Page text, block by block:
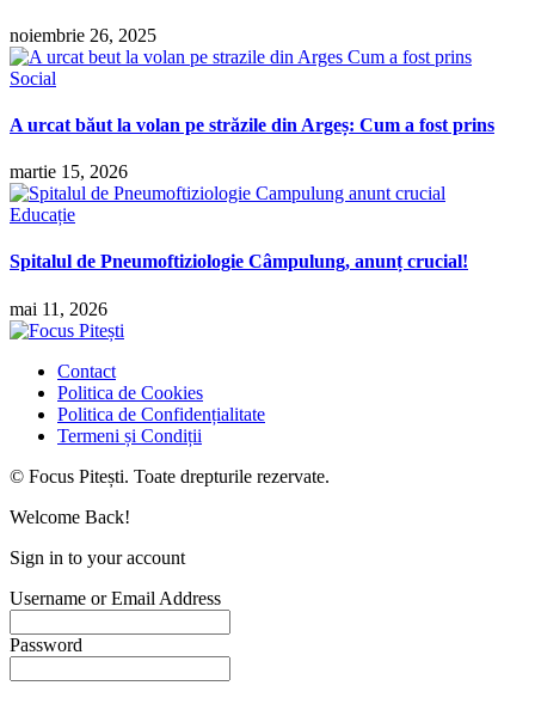
noiembrie 26, 2025
Social
A urcat băut la volan pe străzile din Argeș: Cum a fost prins
martie 15, 2026
Educație
Spitalul de Pneumoftiziologie Câmpulung, anunț crucial!
mai 11, 2026
Contact
Politica de Cookies
Politica de Confidențialitate
Termeni și Condiții
© Focus Pitești. Toate drepturile rezervate.
Welcome Back!
Sign in to your account
Username or Email Address
Password